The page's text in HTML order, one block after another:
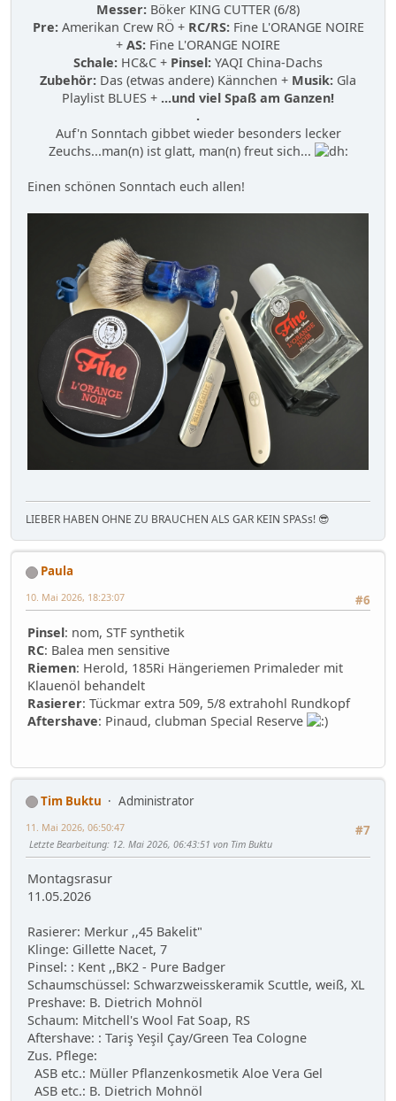
Messer: Böker KING CUTTER (6/8)
Pre:Amerikan Crew RÖ +RC/RS: Fine L'ORANGE NOIRE
+ AS: Fine L'ORANGE NOIRE
Schale: HC&C + Pinsel: YAQI China-Dachs
Zubehör: Das (etwas andere) Kännchen + Musik: Gla
Playlist BLUES + ...und viel Spaß am Ganzen!
.
Auf'n Sonntach gibbet wieder besonders lecker
Zeuchs...man(n) ist glatt, man(n) freut sich...
Einen schönen Sonntach euch allen!
LIEBER HABEN OHNE ZU BRAUCHEN ALS GAR KEIN SPASs! 😎
Paula
#6
10. Mai 2026, 18:23:07
Pinsel: nom, STF synthetik
RC: Balea men sensitive
Riemen: Herold, 185Ri Hängeriemen Primaleder mit
Klauenöl behandelt
Rasierer: Tückmar extra 509, 5/8 extrahohl Rundkopf
Aftershave: Pinaud, clubman Special Reserve
Tim Buktu
Administrator
#7
11. Mai 2026, 06:50:47
Letzte Bearbeitung: 12. Mai 2026, 06:43:51 von Tim Buktu
Montagsrasur
11.05.2026
Rasierer: Merkur ,,45 Bakelit"
Klinge: Gillette Nacet, 7
Pinsel: : Kent ,,BK2 - Pure Badger
Schaumschüssel: Schwarzweisskeramik Scuttle, weiß, XL
Preshave: B. Dietrich Mohnöl
Schaum: Mitchell's Wool Fat Soap, RS
Aftershave: : Tariş Yeşil Çay/Green Tea Cologne
Zus. Pflege:
ASB etc.: Müller Pflanzenkosmetik Aloe Vera Gel
ASB etc.: B. Dietrich Mohnöl